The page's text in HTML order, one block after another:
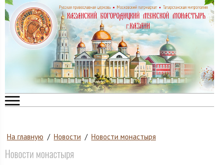
На главную / Новости / Новости монастыря
Новости монастыря